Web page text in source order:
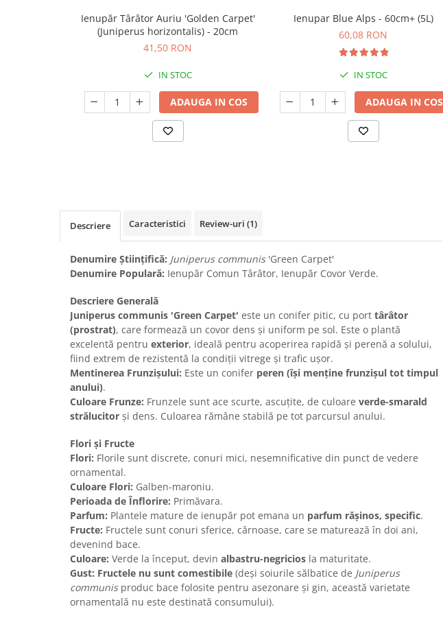
Seminte de Ierburi
Seminte de Legume/Fructe
Ienupăr Târâtor Auriu 'Golden Carpet'
(Juniperus horizontalis) - 20cm
41,50 RON
IN STOC
ADAUGA IN COS
Ienupar Blue Alps - 60cm+ (5L)
60,08 RON
IN STOC
ADAUGA IN COS
Descriere Caracteristici Review-uri (1)
Denumire Științifică: Juniperus communis'Green Carpet'
Denumire Populară: Ienupăr Comun Târâtor, Ienupăr Covor Verde.
Descriere Generală
Juniperus communis 'Green Carpet' este un conifer pitic, cu port târâtor
(prostrat), care formează un covor dens și uniform pe sol. Este o plantă
excelentă pentru exterior, ideală pentru acoperirea rapidă și perenă a solului,
fiind extrem de rezistentă la condiții vitrege și trafic ușor.
Mentinerea Frunzișului: Este un conifer peren (își menține frunzișul tot timpul
anului).
Culoare Frunze: Frunzele sunt ace scurte, ascuțite, de culoare verde-smarald
strălucitor și dens. Culoarea rămâne stabilă pe tot parcursul anului.
Flori și Fructe
Flori: Florile sunt discrete, conuri mici, nesemnificative din punct de vedere
ornamental.
Culoare Flori: Galben-maroniu.
Perioada de Înflorire: Primăvara.
Parfum: Plantele mature de ienupăr pot emana un parfum rășinos, specific.
Fructe: Fructele sunt conuri sferice, cărnoase, care se maturează în doi ani,
devenind bace.
Culoare: Verde la început, devin albastru-negricios la maturitate.
Gust: Fructele nu sunt comestibile (deși soiurile sălbatice de Juniperus
communisproduc bace folosite pentru asezonare și gin, această varietate
ornamentală nu este destinată consumului).